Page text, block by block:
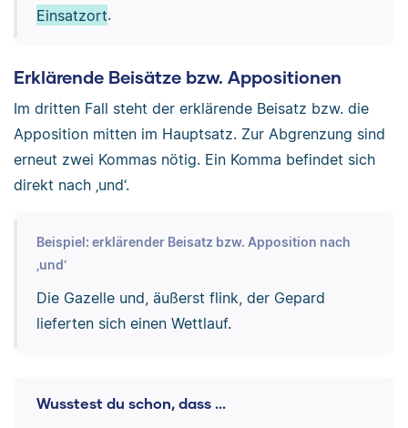
Einsatzort.
Erklärende Beisätze bzw. Appositionen
Im dritten Fall steht der erklärende Beisatz bzw. die
Apposition mitten im Hauptsatz. Zur Abgrenzung sind
erneut zwei Kommas nötig. Ein Komma befindet sich
direkt nach ‚und‘.
Beispiel: erklärender Beisatz bzw. Apposition nach
‚und‘
Die Gazelle und, äußerst flink, der Gepard
lieferten sich einen Wettlauf.
Wusstest du schon, dass ...